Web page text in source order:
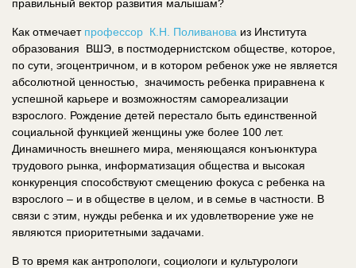
правильный вектор развития малышам?
Как отмечает профессор К.Н. Поливанова из Института
образования ВШЭ, в постмодернистском обществе, которое,
по сути, эгоцентричном, и в котором ребенок уже не является
абсолютной ценностью, значимость ребенка приравнена к
успешной карьере и возможностям самореализации
взрослого. Рождение детей перестало быть единственной
социальной функцией женщины уже более 100 лет.
Динамичность внешнего мира, меняющаяся конъюнктура
трудового рынка, информатизация общества и высокая
конкуренция способствуют смещению фокуса с ребенка на
взрослого – и в обществе в целом, и в семье в частности. В
связи с этим, нужды ребенка и их удовлетворение уже не
являются приоритетными задачами.
В то время как антропологи, социологи и культурологи